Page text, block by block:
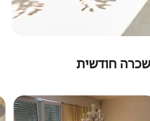
חודשית